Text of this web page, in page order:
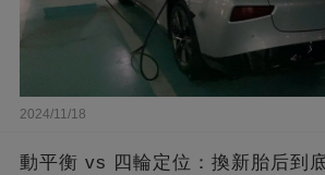
2024/11/18
動平衡 vs 四輪定位：換新胎后到